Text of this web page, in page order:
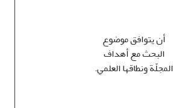
أن يتوافق موضوع
البحث مع أهداف
المجلّة ونطاقها العلمي.